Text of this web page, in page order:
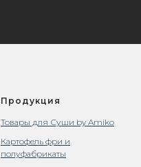
Продукция
Товары для Суши by Amiko
Картофель фри и
полуфабрикаты